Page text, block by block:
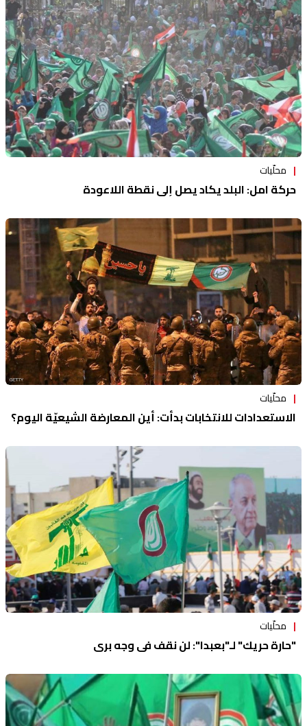
محلّيات
حركة امل: البلد يكاد يصل إلى نقطة اللاعودة
محلّيات
الاستعدادات للانتخابات بدأت: أين المعارضة الشيعيّة اليوم؟
محلّيات
"حارة حريك" لـ"بعبدا": لن نقف في وجه بري